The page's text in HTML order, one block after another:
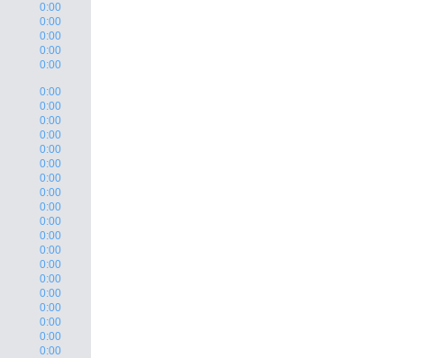
0:00
0:00
0:00
0:00
0:00
0:00
0:00
0:00
0:00
0:00
0:00
0:00
0:00
0:00
0:00
0:00
0:00
0:00
0:00
0:00
0:00
0:00
0:00
0:00